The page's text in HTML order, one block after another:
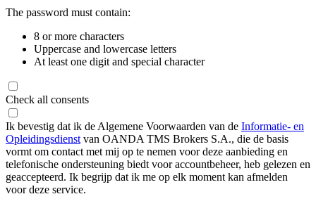
The password must contain:
8 or more characters
Uppercase and lowercase letters
At least one digit and special character
Check all consents
Ik bevestig dat ik de Algemene Voorwaarden van de Informatie- en
Opleidingsdienst van OANDA TMS Brokers S.A., die de basis
vormt om contact met mij op te nemen voor deze aanbieding en
telefonische ondersteuning biedt voor accountbeheer, heb gelezen en
geaccepteerd. Ik begrijp dat ik me op elk moment kan afmelden
voor deze service.